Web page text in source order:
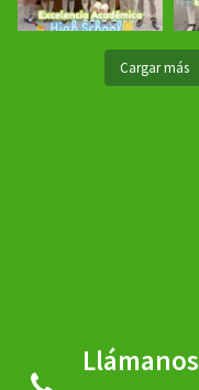
Cargar más